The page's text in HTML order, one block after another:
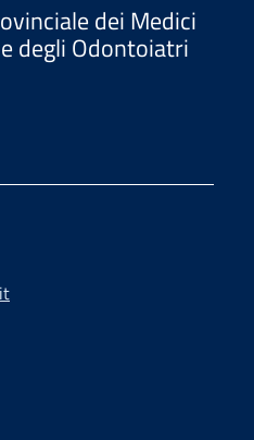
dei Medici
degli Odontoiatri